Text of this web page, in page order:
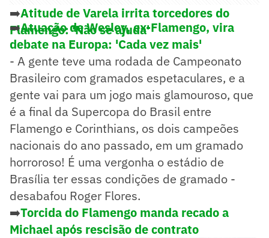
➡️Atitude de Varela irrita torcedores do
Flamengo: 'Não se ajuda'
➡️Atuação de Wesley, ex-Flamengo, vira
debate na Europa: 'Cada vez mais'
- A gente teve uma rodada de Campeonato
Brasileiro com gramados espetaculares, e a
gente vai para um jogo mais glamouroso, que
é a final da Supercopa do Brasil entre
Flamengo e Corinthians, os dois campeões
nacionais do ano passado, em um gramado
horroroso! É uma vergonha o estádio de
Brasília ter essas condições de gramado -
desabafou Roger Flores.
➡️Torcida do Flamengo manda recado a
Michael após rescisão de contrato